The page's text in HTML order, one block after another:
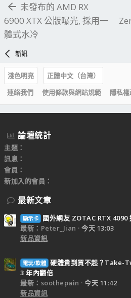
未發布的 AMD RX
6900 XTX 公版曝光, 採用一
體式水冷
新訊
淺色明亮
正體中文（台灣）
連絡我們
使用條款與網站規範 隱私
論壇統計
主題
訊息
會員
新加入的會員
最新文章
顯示卡
國外網友 ZOTAC RTX
最新：Peter_Jian
今天 13:03
新品資訊
電玩/軟體 硬體貴到買不起？Take-
3 年內翻倍
最新：soothepain
今天 11:42
新品資訊